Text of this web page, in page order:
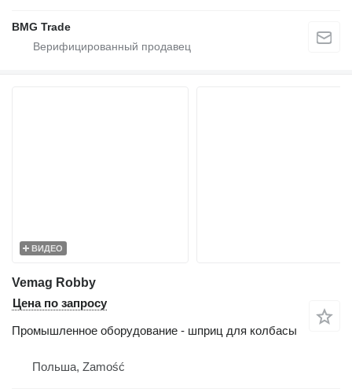
BMG Trade
ВИДЕО
Vemag Robby
Цена по запросу
Промышленное оборудование - шприц для колбасы
Польша, Zamość